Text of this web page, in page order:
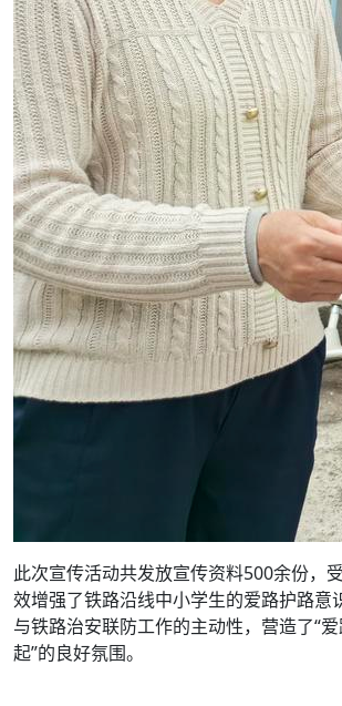
此次宣传活动共发放宣传资料500余份，
效增强了铁路沿线中小学生的爱路护路意
与铁路治安联防工作的主动性，营造了“
起”的良好氛围。